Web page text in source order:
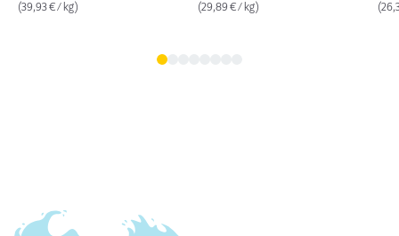
(39,93 € / kg) (29,89 € / kg)